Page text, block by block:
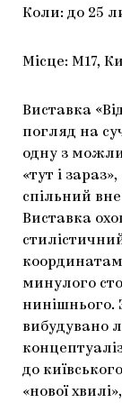
Коли: до 25
Місце: М17,
Виставка
погляд на
одну з
«тут і
спільний
Виставка
минулого
нинішнього.
вибудувано
до
«нової